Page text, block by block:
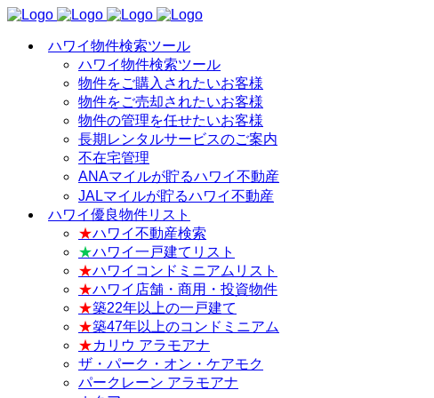
ハワイ物件検索ツール
ハワイ物件検索ツール
物件をご購入されたいお客様
物件をご売却されたいお客様
物件の管理を任せたいお客様
長期レンタルサービスのご案内
不在宅管理
ANAマイルが貯るハワイ不動産
JALマイルが貯るハワイ不動産
ハワイ優良物件リスト
★ハワイ不動産検索
★ハワイ一戸建てリスト
★ハワイコンドミニアムリスト
★ハワイ店舗・商用・投資物件
★築22年以上の一戸建て
★築47年以上のコンドミニアム
★カリウ アラモアナ
ザ・パーク・オン・ケアモク
パークレーン アラモアナ